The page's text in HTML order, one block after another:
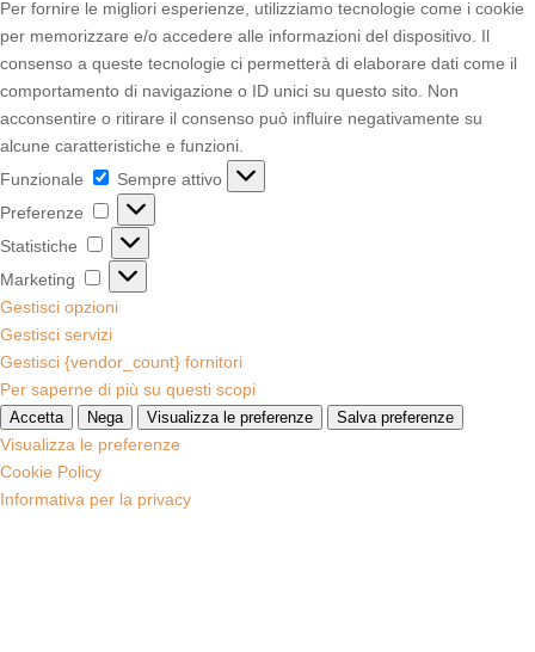
Per fornire le migliori esperienze, utilizziamo tecnologie come i cookie
per memorizzare e/o accedere alle informazioni del dispositivo. Il
consenso a queste tecnologie ci permetterà di elaborare dati come il
comportamento di navigazione o ID unici su questo sito. Non
acconsentire o ritirare il consenso può influire negativamente su
alcune caratteristiche e funzioni.
Funzionale
Funzionale
Sempre attivo
Preferenze
Preferenze
Statistiche Statistiche
Marketing
Marketing
Gestisci opzioni
Gestisci servizi
Gestisci {vendor_count} fornitori
Per saperne di più su questi scopi
Accetta Nega Visualizza le preferenze Salva preferenze
Visualizza le preferenze
Cookie Policy
Informativa per la privacy